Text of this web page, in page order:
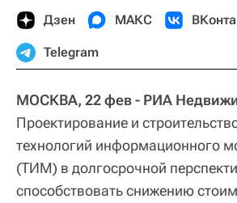
Дзен МАКС
Telegram
МОСКВА, 22 фев - РИА
Проектирование и
технологий информационного
(ТИМ) в долгосрочной
способствовать снижению